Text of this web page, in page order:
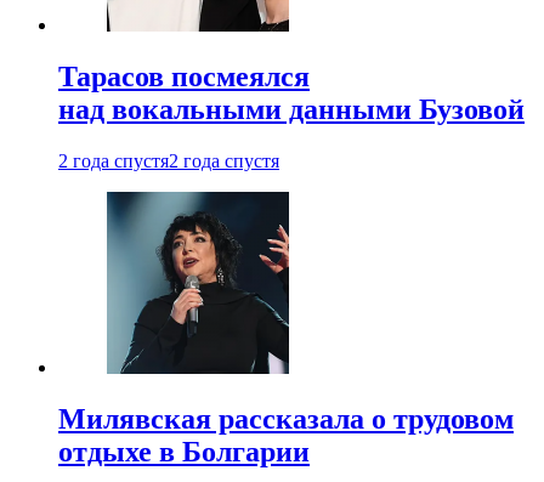
Тарасов посмеялся
над вокальными данными Бузовой
2 года спустя2 года спустя
Милявская рассказала о трудовом
отдыхе в Болгарии